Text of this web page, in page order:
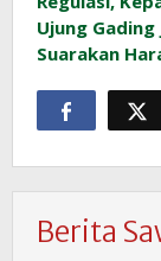
Ujung Gading
Suarakan
Berita